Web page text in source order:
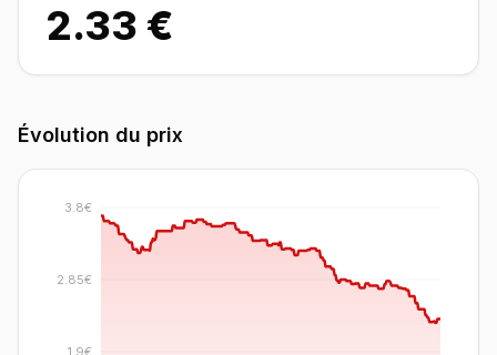
2.33 €
Évolution du prix
1.9€
2.85€
3.8€